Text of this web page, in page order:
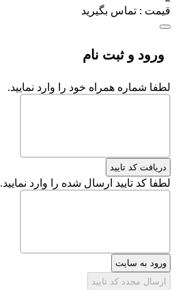
قیمت : تماس بگیرید
ورود و ثبت نام
لطفا شماره همراه خود را وارد نمایید.
دریافت کد تایید
لطفا کد تایید ارسال شده را وارد نمایید.
ورود به سایت
ارسال مجدد کد تایید